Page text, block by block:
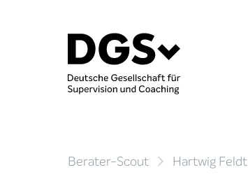
Berater-Scout Hartwig Feldt